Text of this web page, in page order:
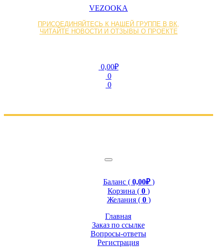
VEZOOKA
ПРИСОЕДИНЯЙТЕСЬ К НАШЕЙ ГРУППЕ В ВК,
ЧИТАЙТЕ НОВОСТИ И ОТЗЫВЫ О ПРОЕКТЕ
0,00₽
0
0
Баланс ( 0,00₽)
Корзина ( 0 )
Желания ( 0 )
Главная
Заказ по ссылке
Вопросы-ответы
Регистрация